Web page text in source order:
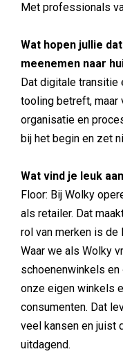
Met professionals
Wat hopen jullie
meenemen naar
Dat digitale transitie
tooling betreft, maar
organisatie en
bij het begin en zet
Wat vind je leuk
Floor: Bij Wolky
als retailer. Dat
rol van merken is de
Waar we als Wolky
schoenenwinkels
onze eigen winkels
consumenten. Dat
veel kansen en juist
uitdagend.